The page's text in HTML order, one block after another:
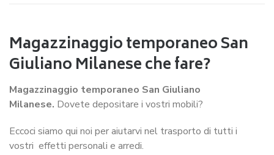
Magazzinaggio temporaneo San
Giuliano Milanese che fare?
Magazzinaggio temporaneo San Giuliano
Milanese. Dovete depositare i vostri mobili?
Eccoci siamo qui noi per aiutarvi nel trasporto di tutti i
vostri effetti personali e arredi.